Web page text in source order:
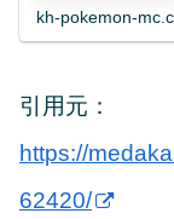
kh-pokemon-
引用元：
https://
62420/